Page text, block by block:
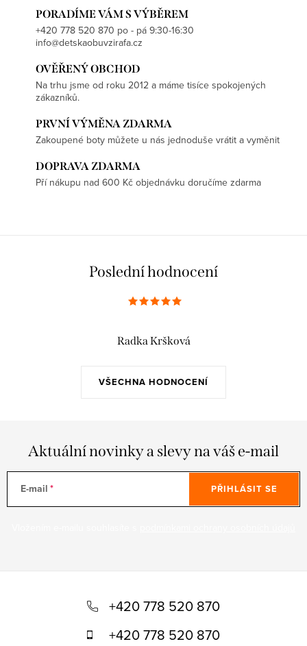
PORADÍME VÁM S VÝBĚREM
+420 778 520 870 po - pá 9:30-16:30
info@detskaobuvzirafa.cz
OVĚŘENÝ OBCHOD
Na trhu jsme od roku 2012 a máme tisíce spokojených
zákazníků.
PRVNÍ VÝMĚNA ZDARMA
Zakoupené boty můžete u nás jednoduše vrátit a vyměnit
DOPRAVA ZDARMA
Pří nákupu nad 600 Kč objednávku doručíme zdarma
Poslední hodnocení
VŠECHNA HODNOCENÍ
Radka Kršková
Aktuální novinky a slevy na váš e-mail
E-mail PŘIHLÁSIT SE
+420 778 520 870
+420 778 520 870